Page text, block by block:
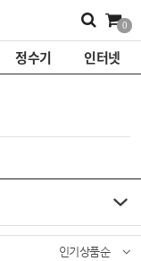
0
정수기 인터넷
인기상품순